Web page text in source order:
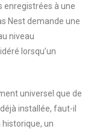
enregistrées à une
Nest demande une
niveau
lorsqu’un
universel que de
installée, faut-il
un